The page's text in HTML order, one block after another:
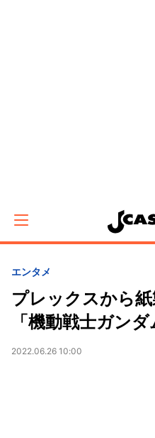
エンタメ
プレックスから
「機動戦士ガン
2022.06.26 10:00